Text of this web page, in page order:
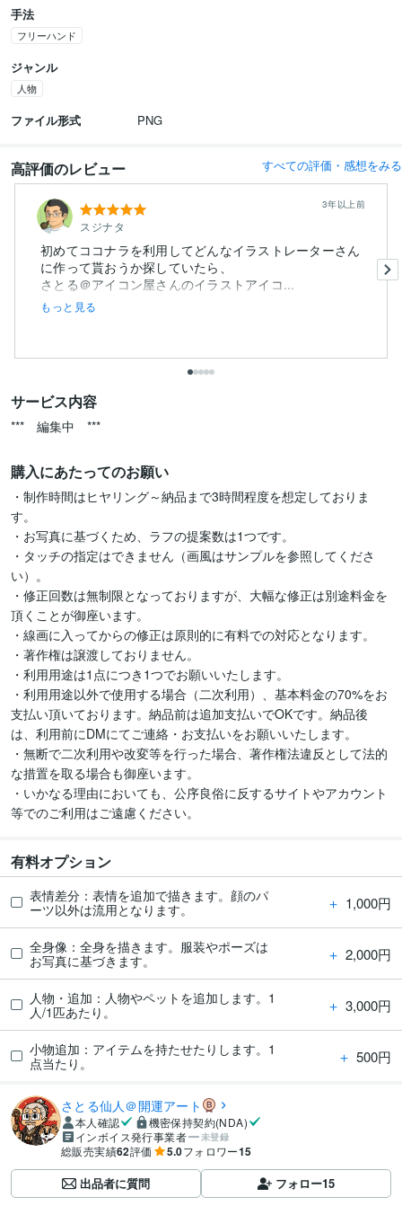
手法
フリーハンド
ジャンル
人物
ファイル形式 PNG
高評価のレビュー すべての評価・感想をみる
スジナタ
3年以上前
初めてココナラを利用してどんなイラストレーターさん
に作って貰おうか探していたら、
さとる＠アイコン屋さんのイラストアイコ...
もっと見る
サービス内容
***　編集中　***
購入にあたってのお願い
・制作時間はヒヤリング～納品まで3時間程度を想定しておりま
す。
・お写真に基づくため、ラフの提案数は1つです。
・タッチの指定はできません（画風はサンプルを参照してくださ
い）。
・修正回数は無制限となっておりますが、大幅な修正は別途料金を
頂くことが御座います。
・線画に入ってからの修正は原則的に有料での対応となります。
・著作権は譲渡しておりません。
・利用用途は1点につき1つでお願いいたします。
・利用用途以外で使用する場合（二次利用）、基本料金の70%をお
支払い頂いております。納品前は追加支払いでOKです。納品後
は、利用前にDMにてご連絡・お支払いをお願いいたします。
・無断で二次利用や改変等を行った場合、著作権法違反として法的
な措置を取る場合も御座います。
・いかなる理由においても、公序良俗に反するサイトやアカウント
等でのご利用はご遠慮ください。
有料オプション
表情差分：表情を追加で描きます。顔のパ
ーツ以外は流用となります。
＋ 1,000円
全身像：全身を描きます。服装やポーズは
お写真に基づきます。
＋ 2,000円
人物・追加：人物やペットを追加します。1
人/1匹あたり。
＋ 3,000円
小物追加：アイテムを持たせたりします。1
点当たり。
＋ 500円
さとる仙人＠開運アート
本人確認
機密保持契約(NDA)
インボイス発行事業者
未登録
総販売実績62評価 5.0フォロワー15
出品者に質問 フォロー15